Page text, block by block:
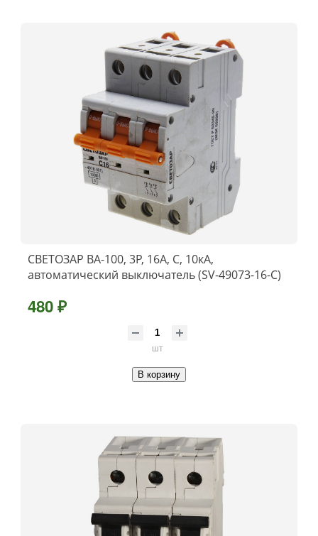
СВЕТОЗАР ВА-100, 3P, 16А, C, 10кА,
автоматический выключатель (SV-49073-16-C)
480 ₽
шт
В корзину